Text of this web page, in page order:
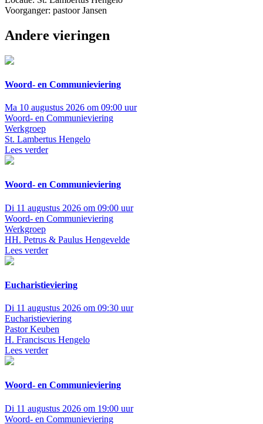
Voorganger: pastoor Jansen
Andere vieringen
Woord- en Communieviering
Ma 10 augustus 2026 om 09:00 uur
Woord- en Communieviering
Werkgroep
St. Lambertus Hengelo
Lees verder
Woord- en Communieviering
Di 11 augustus 2026 om 09:00 uur
Woord- en Communieviering
Werkgroep
HH. Petrus & Paulus Hengevelde
Lees verder
Eucharistieviering
Di 11 augustus 2026 om 09:30 uur
Eucharistieviering
Pastor Keuben
H. Franciscus Hengelo
Lees verder
Woord- en Communieviering
Di 11 augustus 2026 om 19:00 uur
Woord- en Communieviering